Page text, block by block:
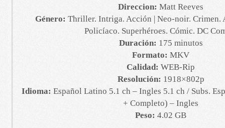
Direccion: Matt Reeves
Género: Thriller. Intriga. Acción | Neo-noir. Crimen.
Policíaco. Superhéroes. Cómic. DC
Duración: 175 minutos
Formato: MKV
Calidad: WEB-Rip
Resolución: 1918×802p
Idioma: Español Latino 5.1 ch – Ingles 5.1 ch / Subs.
+ Completo) – Ingles
Peso: 4.02 GB